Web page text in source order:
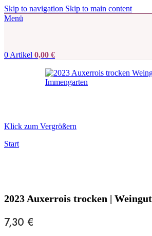
Skip to navigation Skip to main content
Menü
0 Artikel 0,00 €
Klick zum Vergrößern
Start
2023 Auxerrois trocken |
7,30 €